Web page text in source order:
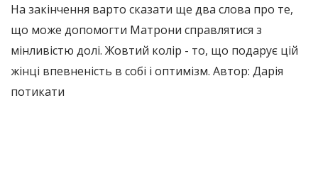
На закінчення варто сказати ще два слова про те,
що може допомогти Матрони справлятися з
мінливістю долі. Жовтий колір - то, що подарує цій
жінці впевненість в собі і оптимізм. Автор: Дарія
потикати